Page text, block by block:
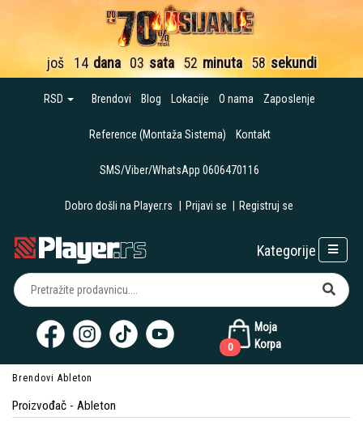
još 14 dana 03 sata 52 minuta 57 sekundi
RSD Brendovi Blog Lokacije O nama Zaposlenje
Reference (Montaža Sistema) Kontakt
SMS/Viber/WhatsApp 0606470116
Dobro došli na Player.rs Prijavi se Registruj se
Moja
Korpa
0
Kategorije
Brendovi Ableton
Proizvođač - Ableton